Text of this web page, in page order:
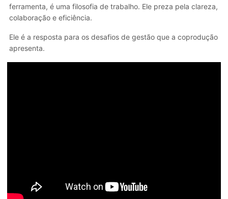
ferramenta, é uma filosofia de trabalho. Ele preza pela clareza,
colaboração e eficiência.
Ele é a resposta para os desafios de gestão que a coprodução
apresenta.